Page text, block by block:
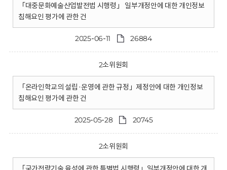
「대중문화예술산업발전법 시행령」 일부개정안에 대한 개인정보
침해요인 평가에 관한 건
2025-06-11 26884
2소위원회
「온라인학교의 설립·운영에 관한 규정」제정안에 대한 개인정보
침해요인 평가에 관한 건
2025-05-28 20745
2소위원회